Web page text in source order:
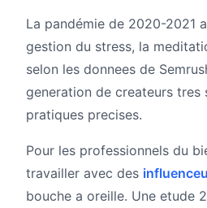
La pandémie de 2020-2021
gestion du stress, la
selon les donnees de
generation de createurs tres
pratiques precises.
Pour les professionnels du
travailler avec des
bouche a oreille. Une etude